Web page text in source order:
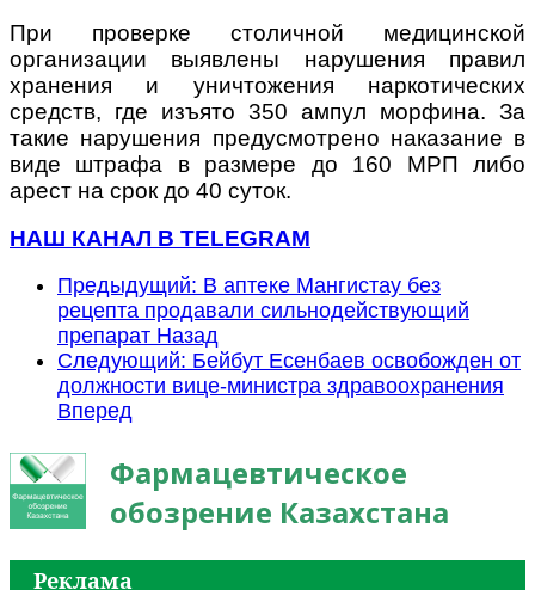
При проверке столичной медицинской
организации выявлены нарушения правил
хранения и уничтожения наркотических
средств, где изъято 350 ампул морфина. За
такие нарушения предусмотрено наказание в
виде штрафа в размере до 160 МРП либо
арест на срок до 40 суток.
НАШ КАНАЛ В TELEGRAM
Предыдущий: В аптеке Мангистау без
рецепта продавали сильнодействующий
препарат Назад
Следующий: Бейбут Есенбаев освобожден от
должности вице-министра здравоохранения
Вперед
Фармацевтическое
обозрение Казахстана
Реклама